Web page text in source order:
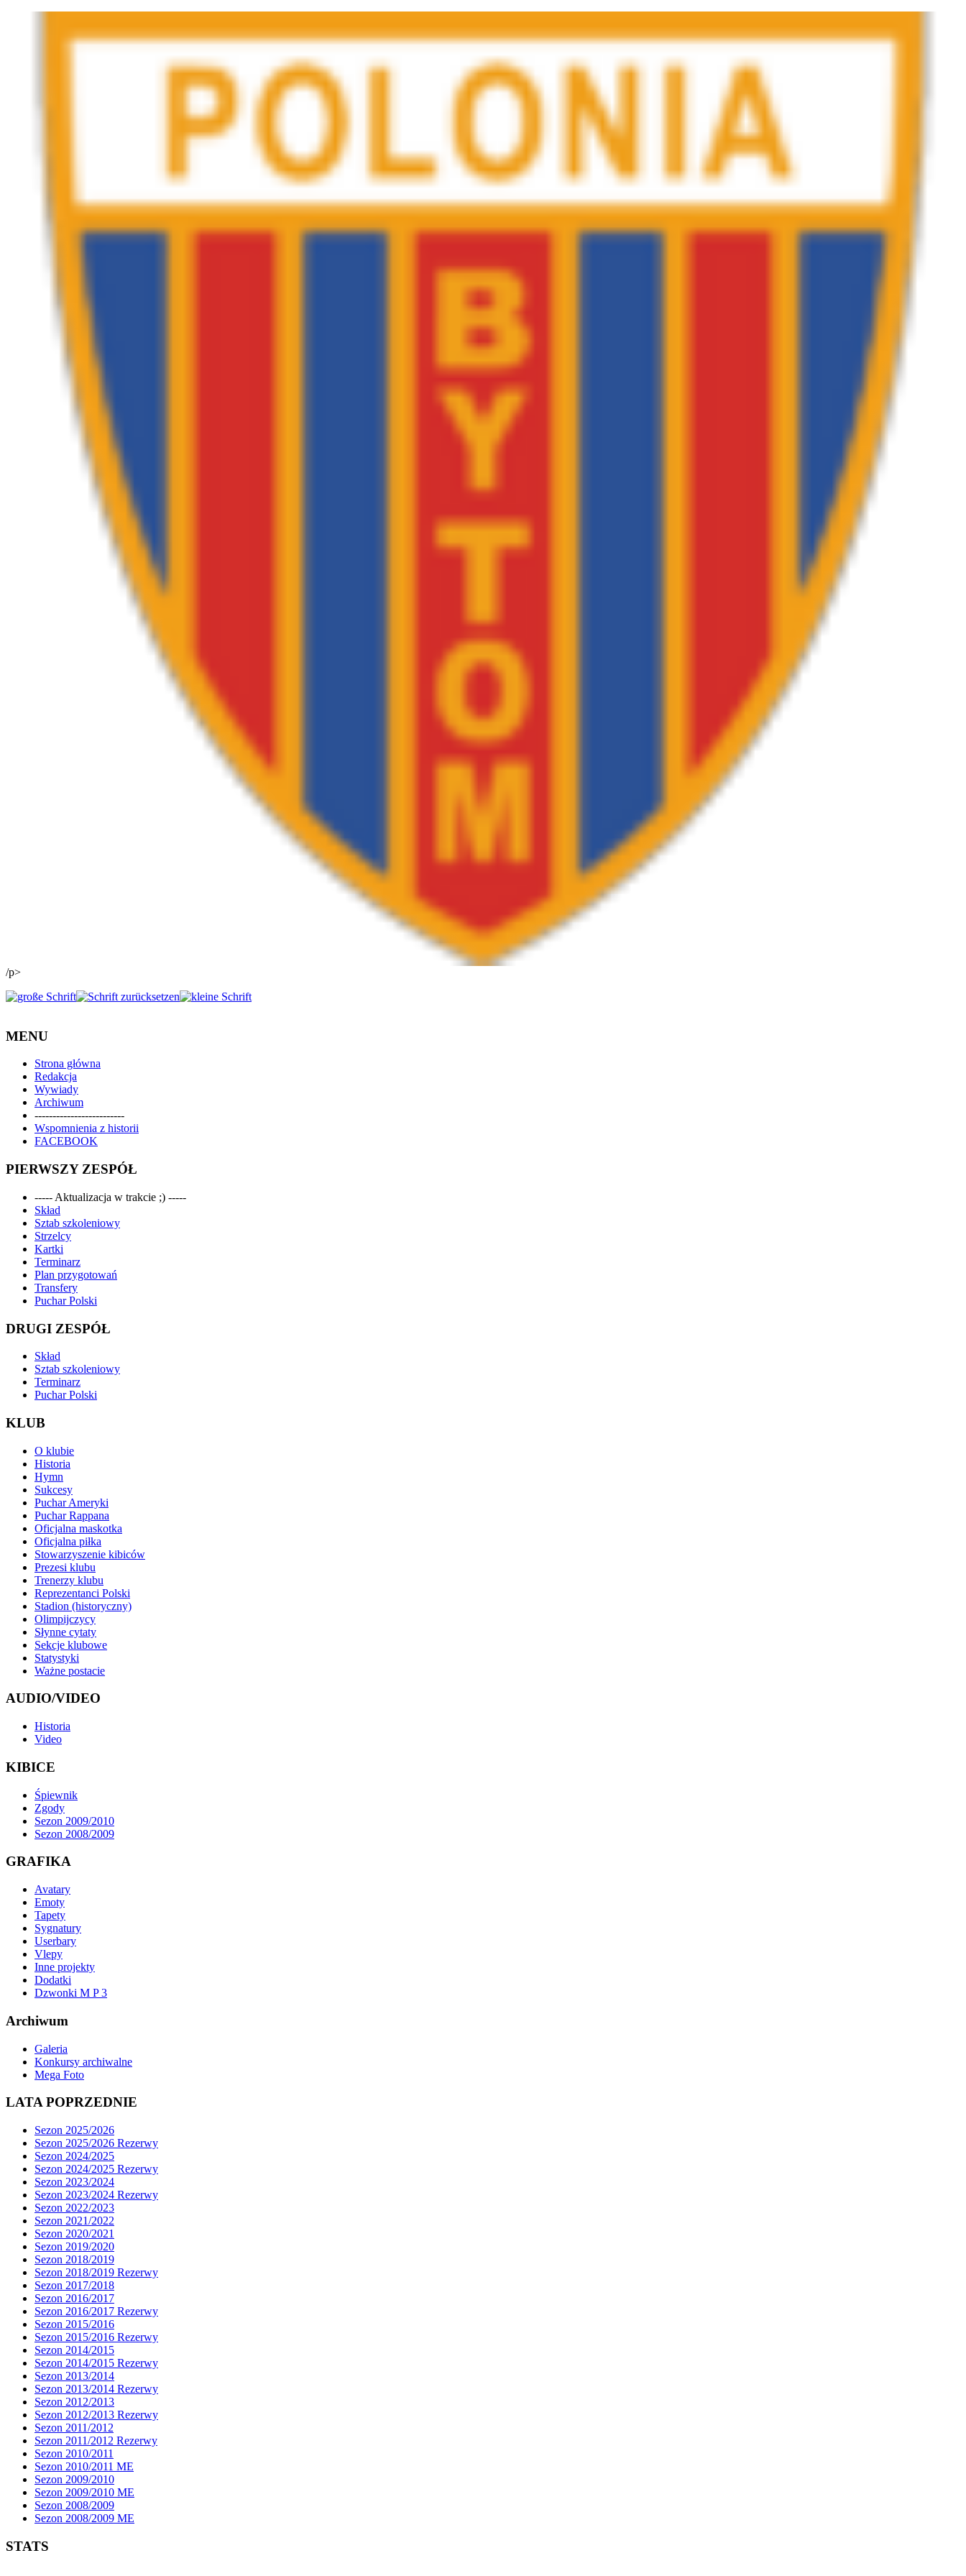
/p>
MENU
Strona główna
Redakcja
Wywiady
Archiwum
-------------------------
Wspomnienia z historii
FACEBOOK
PIERWSZY ZESPÓŁ
----- Aktualizacja w trakcie ;) -----
Skład
Sztab szkoleniowy
Strzelcy
Kartki
Terminarz
Plan przygotowań
Transfery
Puchar Polski
DRUGI ZESPÓŁ
Skład
Sztab szkoleniowy
Terminarz
Puchar Polski
KLUB
O klubie
Historia
Hymn
Sukcesy
Puchar Ameryki
Puchar Rappana
Oficjalna maskotka
Oficjalna piłka
Stowarzyszenie kibiców
Prezesi klubu
Trenerzy klubu
Reprezentanci Polski
Stadion (historyczny)
Olimpijczycy
Słynne cytaty
Sekcje klubowe
Statystyki
Ważne postacie
AUDIO/VIDEO
Historia
Video
KIBICE
Śpiewnik
Zgody
Sezon 2009/2010
Sezon 2008/2009
GRAFIKA
Avatary
Emoty
Tapety
Sygnatury
Userbary
Vlepy
Inne projekty
Dodatki
Dzwonki M P 3
Archiwum
Galeria
Konkursy archiwalne
Mega Foto
LATA POPRZEDNIE
Sezon 2025/2026
Sezon 2025/2026 Rezerwy
Sezon 2024/2025
Sezon 2024/2025 Rezerwy
Sezon 2023/2024
Sezon 2023/2024 Rezerwy
Sezon 2022/2023
Sezon 2021/2022
Sezon 2020/2021
Sezon 2019/2020
Sezon 2018/2019
Sezon 2018/2019 Rezerwy
Sezon 2017/2018
Sezon 2016/2017
Sezon 2016/2017 Rezerwy
Sezon 2015/2016
Sezon 2015/2016 Rezerwy
Sezon 2014/2015
Sezon 2014/2015 Rezerwy
Sezon 2013/2014
Sezon 2013/2014 Rezerwy
Sezon 2012/2013
Sezon 2012/2013 Rezerwy
Sezon 2011/2012
Sezon 2011/2012 Rezerwy
Sezon 2010/2011
Sezon 2010/2011 ME
Sezon 2009/2010
Sezon 2009/2010 ME
Sezon 2008/2009
Sezon 2008/2009 ME
STATS